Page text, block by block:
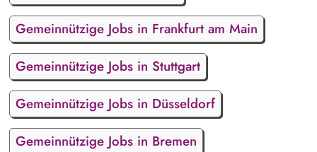
Gemeinnützige Jobs in Frankfurt am Main
Gemeinnützige Jobs in Stuttgart
Gemeinnützige Jobs in Düsseldorf
Gemeinnützige Jobs in Bremen